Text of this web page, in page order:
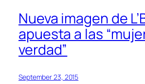
Nueva imagen de
apuesta a las
verdad”
September 23, 2015